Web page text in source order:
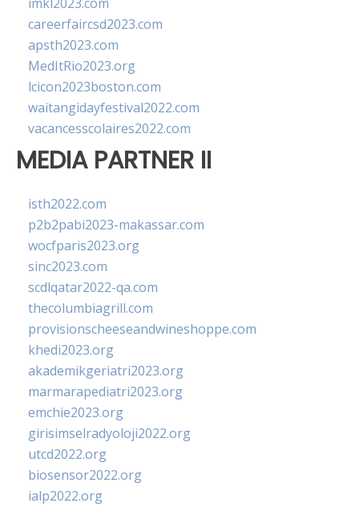
careerfaircsd2023.com
apsth2023.com
MedItRio2023.org
lcicon2023boston.com
waitangidayfestival2022.com
vacancesscolaires2022.com
MEDIA PARTNER II
isth2022.com
p2b2pabi2023-makassar.com
wocfparis2023.org
sinc2023.com
scdlqatar2022-qa.com
thecolumbiagrill.com
provisionscheeseandwineshoppe.com
khedi2023.org
akademikgeriatri2023.org
marmarapediatri2023.org
emchie2023.org
girisimselradyoloji2022.org
utcd2022.org
biosensor2022.org
ialp2022.org